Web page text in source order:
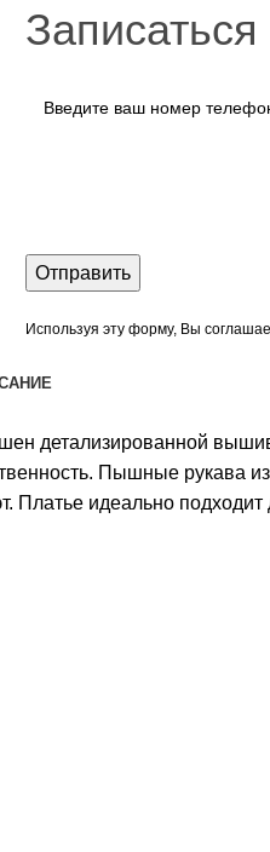
Используя эту форму, Вы
детализированной
Пышные рукава
идеально